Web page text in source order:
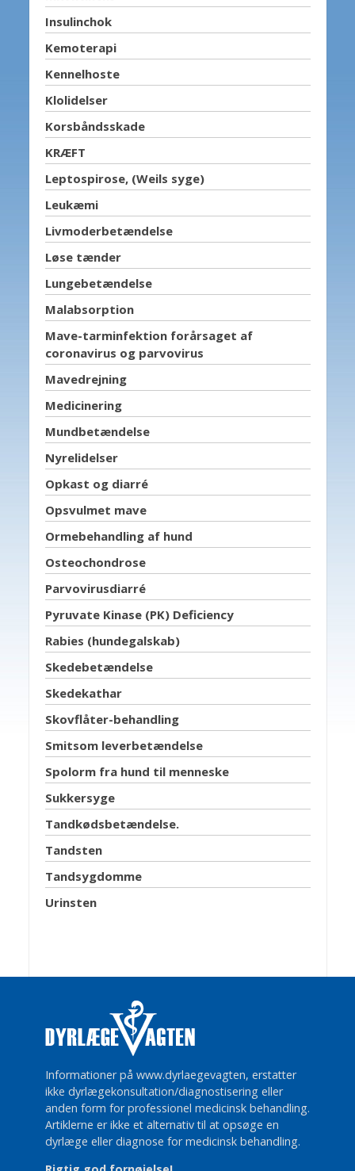
Insulinchok
Kemoterapi
Kennelhoste
Klolidelser
Korsbåndsskade
KRÆFT
Leptospirose, (Weils syge)
Leukæmi
Livmoderbetændelse
Løse tænder
Lungebetændelse
Malabsorption
Mave-tarminfektion forårsaget af
coronavirus og parvovirus
Mavedrejning
Medicinering
Mundbetændelse
Nyrelidelser
Opkast og diarré
Opsvulmet mave
Ormebehandling af hund
Osteochondrose
Parvovirusdiarré
Pyruvate Kinase (PK) Deficiency
Rabies (hundegalskab)
Skedebetændelse
Skedekathar
Skovflåter-behandling
Smitsom leverbetændelse
Spolorm fra hund til menneske
Sukkersyge
Tandkødsbetændelse.
Tandsten
Tandsygdomme
Urinsten
Informationer på www.dyrlaegevagten, erstatter
ikke dyrlægekonsultation/diagnostisering eller
anden form for professionel medicinsk behandling.
Artiklerne er ikke et alternativ til at opsøge en
dyrlæge eller diagnose for medicinsk behandling.